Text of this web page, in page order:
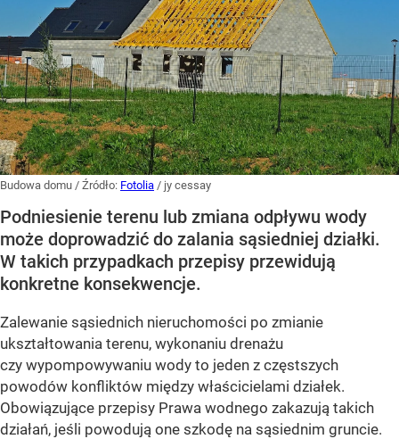
Budowa domu / Źródło: Fotolia / jy cessay
Podniesienie terenu lub zmiana odpływu wody
może doprowadzić do zalania sąsiedniej działki.
W takich przypadkach przepisy przewidują
konkretne konsekwencje.
Zalewanie sąsiednich nieruchomości po zmianie
ukształtowania terenu, wykonaniu drenażu
czy wypompowywaniu wody to jeden z częstszych
powodów konfliktów między właścicielami działek.
Obowiązujące przepisy Prawa wodnego zakazują takich
działań, jeśli powodują one szkodę na sąsiednim gruncie.